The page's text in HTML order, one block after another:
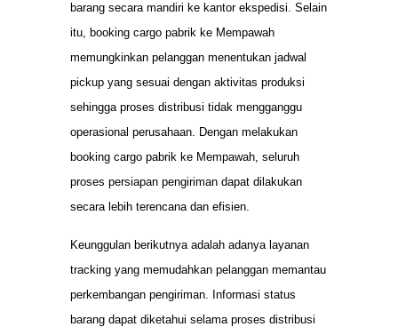
barang secara mandiri ke kantor ekspedisi. Selain
itu, booking cargo pabrik ke Mempawah
memungkinkan pelanggan menentukan jadwal
pickup yang sesuai dengan aktivitas produksi
sehingga proses distribusi tidak mengganggu
operasional perusahaan. Dengan melakukan
booking cargo pabrik ke Mempawah, seluruh
proses persiapan pengiriman dapat dilakukan
secara lebih terencana dan efisien.
Keunggulan berikutnya adalah adanya layanan
tracking yang memudahkan pelanggan memantau
perkembangan pengiriman. Informasi status
barang dapat diketahui selama proses distribusi